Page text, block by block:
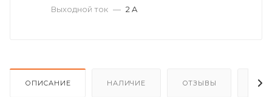
Выходной ток — 2 A
ОПИСАНИЕ НАЛИЧИЕ ОТЗЫВЫ